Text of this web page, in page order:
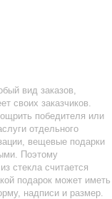
вид заказов,
своих заказчиков.
победителя или
отдельного
вещевые подарки
Поэтому
стекла считается
подарок может иметь
надписи и размер.